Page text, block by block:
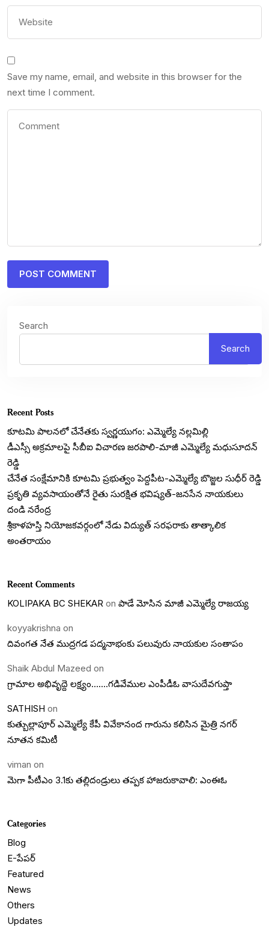
Save my name, email, and website in this browser for the
next time I comment.
Search
Search
Recent Posts
కూటమి పాలనలో చేనేతకు స్వర్ణయుగం: ఎమ్మెల్యే నల్లమిల్లి
డీఎస్సీ అక్రమాలపై సీబీఐ విచారణ జరపాలి-మాజీ ఎమ్మెల్యే మధుసూదన్
రెడ్డి
చేనేత సంక్షేమానికి కూటమి ప్రభుత్వం పెద్దపీట-ఎమ్మెల్యే బొజ్జల సుధీర్ రెడ్డి
ప్రకృతి వ్యవసాయంతోనే రైతు సురక్షిత భవిష్యత్-జనసేన నాయకులు
దండి నరేంద్ర
శ్రీకాళహస్తి నియోజకవర్గంలో నేడు విద్యుత్ సరఫరాకు తాత్కాలిక
అంతరాయం
Recent Comments
KOLIPAKA BC SHEKAR on పాడే మోసిన మాజీ ఎమ్మెల్యే రాజయ్య
koyyakrishna on
దివంగత నేత ముద్రగడ పద్మనాభంకు పలువురు నాయకుల సంతాపం
Shaik Abdul Mazeed on
గ్రామాల అభివృద్దె లక్ష్యం…….గడివేముల ఎంపీడీఓ వాసుదేవగుప్తా
SATHISH on
కుత్బుల్లాపూర్ ఎమ్మెల్యే కేపీ వివేకానంద గారును కలిసిన మైత్రి నగర్
నూతన కమిటీ
viman on
మెగా పీటీఎం 3.1కు తల్లిదండ్రులు తప్పక హాజరుకావాలి: ఎంఈఓ
Categories
Blog
E-పేపర్
Featured
News
Others
Updates